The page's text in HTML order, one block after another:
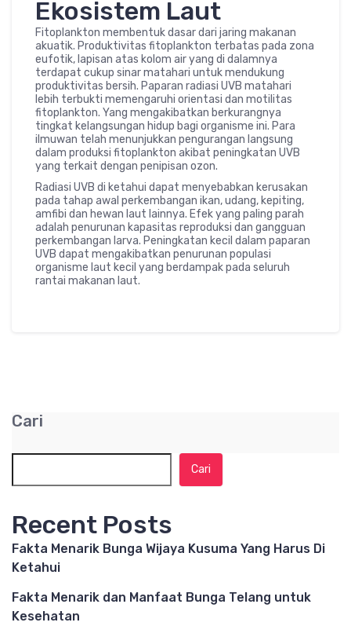
Ekosistem Laut
Fitoplankton membentuk dasar dari jaring makanan
akuatik. Produktivitas fitoplankton terbatas pada zona
eufotik, lapisan atas kolom air yang di dalamnya
terdapat cukup sinar matahari untuk mendukung
produktivitas bersih. Paparan radiasi UVB matahari
lebih terbukti memengaruhi orientasi dan motilitas
fitoplankton. Yang mengakibatkan berkurangnya
tingkat kelangsungan hidup bagi organisme ini. Para
ilmuwan telah menunjukkan pengurangan langsung
dalam produksi fitoplankton akibat peningkatan UVB
yang terkait dengan penipisan ozon.
Radiasi UVB di ketahui dapat menyebabkan kerusakan
pada tahap awal perkembangan ikan, udang, kepiting,
amfibi dan hewan laut lainnya. Efek yang paling parah
adalah penurunan kapasitas reproduksi dan gangguan
perkembangan larva. Peningkatan kecil dalam paparan
UVB dapat mengakibatkan penurunan populasi
organisme laut kecil yang berdampak pada seluruh
rantai makanan laut.
Cari
Cari
Recent Posts
Fakta Menarik Bunga Wijaya Kusuma Yang Harus Di
Ketahui
Fakta Menarik dan Manfaat Bunga Telang untuk
Kesehatan